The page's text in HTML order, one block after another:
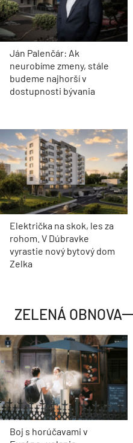
Ján Palenčár: Ak
neurobíme zmeny, stále
budeme najhorší v
dostupnosti bývania
Električka na skok, les za
rohom. V Dúbravke
vyrastie nový bytový dom
Zelka
ZELENÁ OBNOVA
Boj s horúčavami v